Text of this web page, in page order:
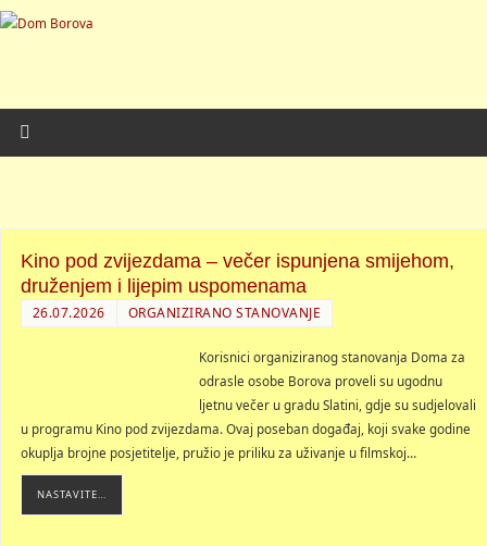
Kino pod zvijezdama – večer ispunjena smijehom,
druženjem i lijepim uspomenama
26.07.2026 ORGANIZIRANO STANOVANJE
Korisnici organiziranog stanovanja Doma za
odrasle osobe Borova proveli su ugodnu
ljetnu večer u gradu Slatini, gdje su sudjelovali
u programu Kino pod zvijezdama. Ovaj poseban događaj, koji svake godine
okuplja brojne posjetitelje, pružio je priliku za uživanje u filmskoj…
NASTAVITE…